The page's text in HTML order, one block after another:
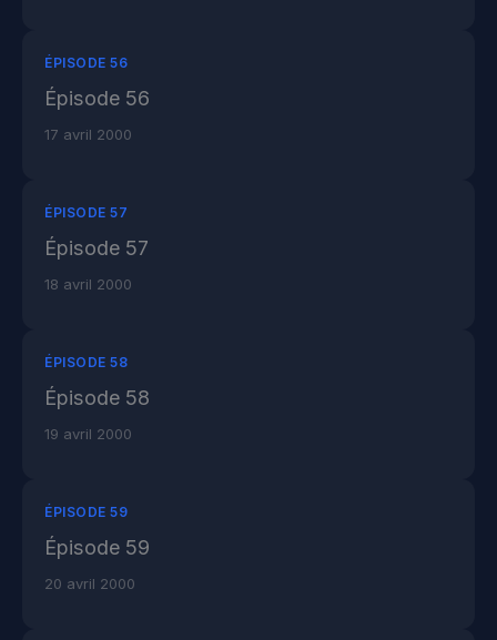
ÉPISODE 56
Épisode 56
17 avril 2000
ÉPISODE 57
Épisode 57
18 avril 2000
ÉPISODE 58
Épisode 58
19 avril 2000
ÉPISODE 59
Épisode 59
20 avril 2000